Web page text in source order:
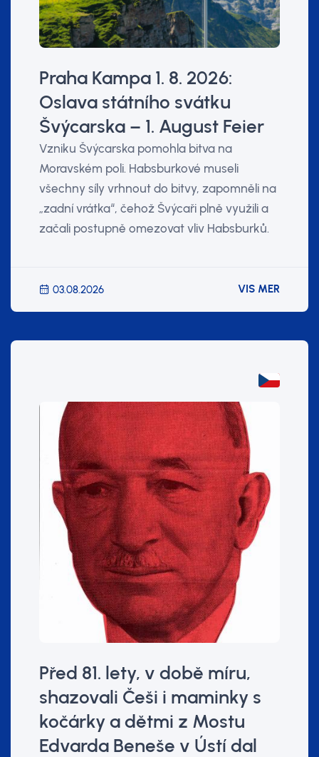
Praha Kampa 1. 8. 2026:
Oslava státního svátku
Švýcarska – 1. August Feier
Vzniku Švýcarska pomohla bitva na
Moravském poli. Habsburkové museli
všechny síly vrhnout do bitvy, zapomněli na
„zadní vrátka“, čehož Švýcaři plně využili a
začali postupně omezovat vliv Habsburků.
03.08.2026 VIS MER
Před 81. lety, v době míru,
shazovali Češi i maminky s
kočárky a dětmi z Mostu
Edvarda Beneše v Ústí dal